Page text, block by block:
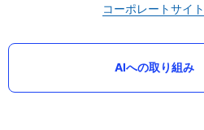
コーポレートサイト
AIへの取り組み